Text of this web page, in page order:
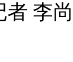
者 李